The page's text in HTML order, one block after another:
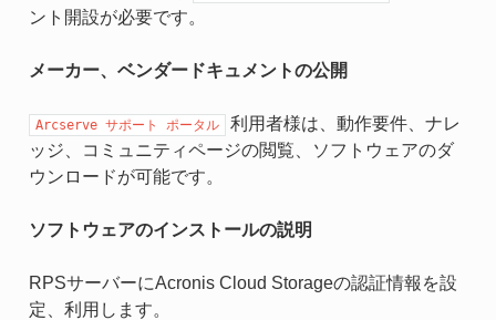
ント開設が必要です。
メーカー、ベンダードキュメントの公開
Arcserve サポート ポータル
利用者様は、動作要件、ナレ
ッジ、コミュニティページの閲覧、ソフトウェアのダ
ウンロードが可能です。
ソフトウェアのインストールの説明
RPSサーバーにAcronis Cloud Storageの認証情報を設
定、利用します。